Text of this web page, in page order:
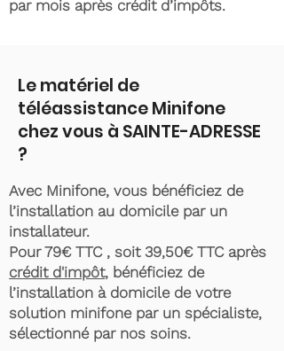
par mois après crédit d’impôts.
Le matériel de
téléassistance Minifone
chez vous à SAINTE-ADRESSE
?
Avec Minifone, vous bénéficiez de
l’installation au domicile par un
installateur.
Pour 79€ TTC , soit 39,50€ TTC après
crédit d'impôt, bénéficiez de
l’installation à domicile de votre
solution minifone par un spécialiste,
sélectionné par nos soins.